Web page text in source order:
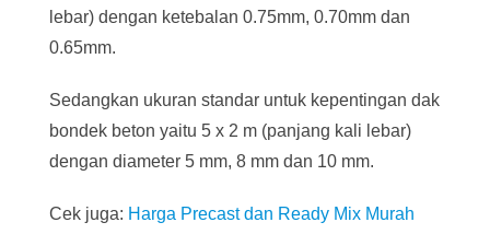
lebar) dengan ketebalan 0.75mm, 0.70mm dan
0.65mm.
Sedangkan ukuran standar untuk kepentingan dak
bondek beton yaitu 5 x 2 m (panjang kali lebar)
dengan diameter 5 mm, 8 mm dan 10 mm.
Cek juga: Harga Precast dan Ready Mix Murah